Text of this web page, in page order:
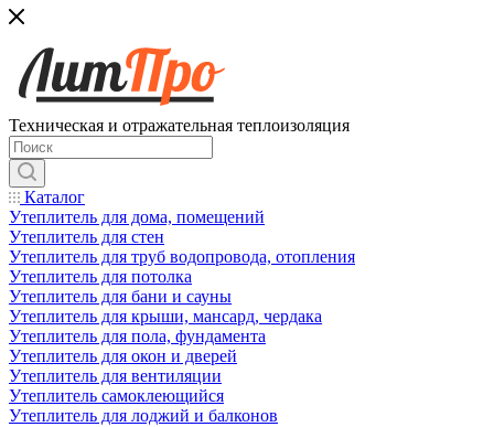
Техническая и отражательная теплоизоляция
Каталог
Утеплитель для дома, помещений
Утеплитель для стен
Утеплитель для труб водопровода, отопления
Утеплитель для потолка
Утеплитель для бани и сауны
Утеплитель для крыши, мансард, чердака
Утеплитель для пола, фундамента
Утеплитель для окон и дверей
Утеплитель для вентиляции
Утеплитель самоклеющийся
Утеплитель для лоджий и балконов